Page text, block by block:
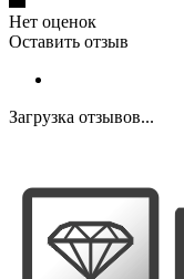
Нет оценок
Оставить отзыв
Загрузка отзывов...